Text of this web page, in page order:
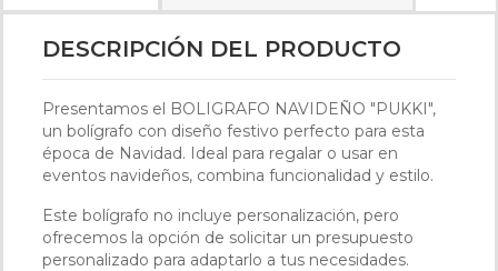
DESCRIPCIÓN DEL PRODUCTO
Presentamos el BOLIGRAFO NAVIDEÑO "PUKKI",
un bolígrafo con diseño festivo perfecto para esta
época de Navidad. Ideal para regalar o usar en
eventos navideños, combina funcionalidad y estilo.
Este bolígrafo no incluye personalización, pero
ofrecemos la opción de solicitar un presupuesto
personalizado para adaptarlo a tus necesidades.